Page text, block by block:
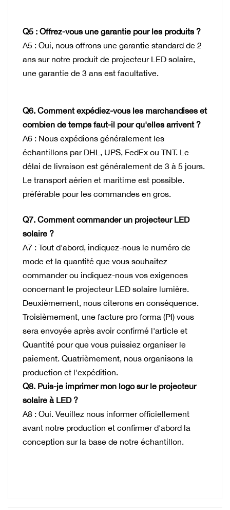
Q5 : Offrez-vous une garantie pour les produits ?
A5 : Oui, nous offrons une garantie standard de 2
ans sur notre produit de projecteur LED solaire,
une garantie de 3 ans est facultative.
Q6. Comment expédiez-vous les marchandises et
combien de temps faut-il pour qu'elles arrivent ?
A6 : Nous expédions généralement les
échantillons par DHL, UPS, FedEx ou TNT. Le
délai de livraison est généralement de 3 à 5 jours.
Le transport aérien et maritime est possible.
préférable pour les commandes en gros.
Q7. Comment commander un projecteur LED
solaire ?
A7 : Tout d'abord, indiquez-nous le numéro de
mode et la quantité que vous souhaitez
commander ou indiquez-nous vos exigences
concernant le projecteur LED solaire lumière.
Deuxièmement, nous citerons en conséquence.
Troisièmement, une facture pro forma (PI) vous
sera envoyée après avoir confirmé l'article et
Quantité pour que vous puissiez organiser le
paiement. Quatrièmement, nous organisons la
production et l'expédition.
Q8. Puis-je imprimer mon logo sur le projecteur
solaire à LED ?
A8 : Oui. Veuillez nous informer officiellement
avant notre production et confirmer d'abord la
conception sur la base de notre échantillon.